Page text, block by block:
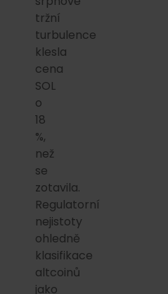
tržní
turbulence
klesla
cena
SOL
o
18
%,
než
se
zotavila.
Regulatorní
nejistoty
ohledně
klasifikace
altcoinů
jako